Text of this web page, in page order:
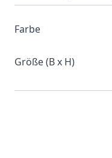
Farbe
Größe (B x H)